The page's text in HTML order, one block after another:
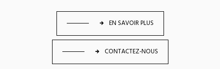
EN SAVOIR PLUS
CONTACTEZ-NOUS